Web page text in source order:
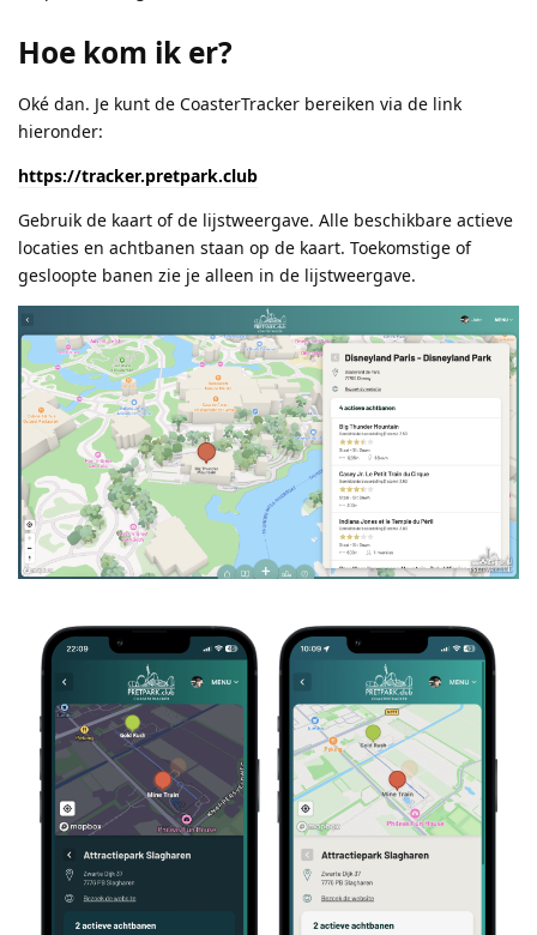
Hoe kom ik er?
Oké dan. Je kunt de CoasterTracker bereiken via de link
hieronder:
https://tracker.pretpark.club
Gebruik de kaart of de lijstweergave. Alle beschikbare actieve
locaties en achtbanen staan op de kaart. Toekomstige of
gesloopte banen zie je alleen in de lijstweergave.